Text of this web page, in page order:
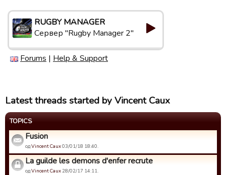
RUGBY MANAGER
Сервер "Rugby Manager 2"
Forums | Help & Support
Latest threads started by Vincent Caux
TOPICS
Fusion
одVincent Caux03/01/18 18:40.
La guilde les demons d'enfer recrute
одVincent Caux 28/02/17 14:11.